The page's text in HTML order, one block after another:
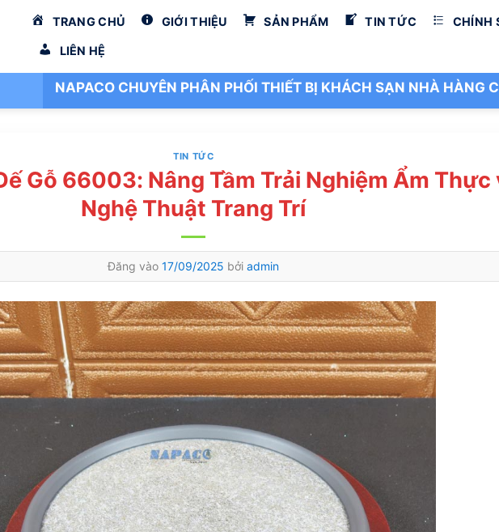
TRANG CHỦ GIỚI THIỆU SẢN PHẨM TIN TỨC CHÍNH
LIÊN HỆ
NAPACO CHUYÊN PHÂN PHỐI THIẾT BỊ KHÁCH SẠN NHÀ HÀNG
TIN TỨC
Gỗ 66003: Nâng Tầm Trải Nghiệm Ẩm Thực
Nghệ Thuật Trang Trí
Đăng vào17/09/2025 bởiadmin